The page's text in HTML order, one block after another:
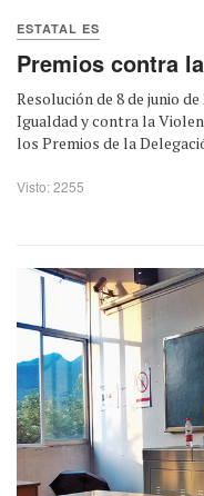
ESTATAL ES
Premios contra
Resolución de 8 de junio
Igualdad y contra la
los Premios de la
Visto: 2255